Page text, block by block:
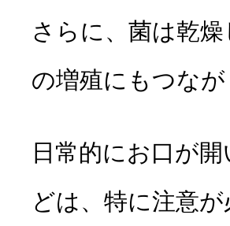
さらに、菌は乾
の増殖にもつなが
日常的にお口が
どは、特に注意が